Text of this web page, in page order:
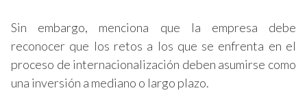
Sin embargo, menciona que la empresa debe
reconocer que los retos a los que se enfrenta en el
proceso de internacionalización deben asumirse como
una inversión a mediano o largo plazo.